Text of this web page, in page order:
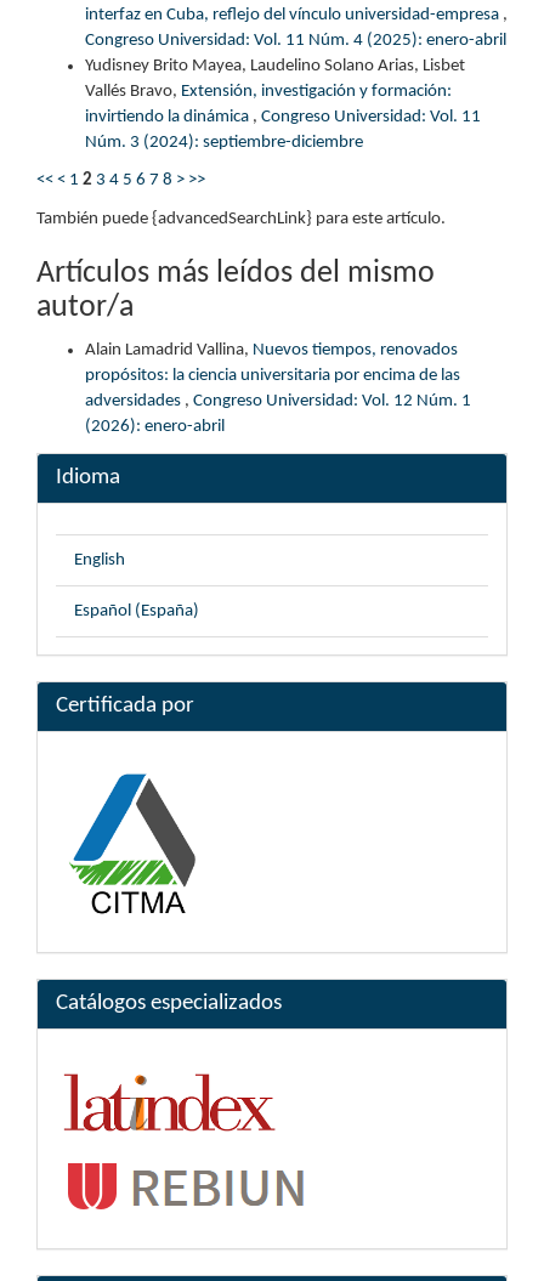
interfaz en Cuba, reflejo del vínculo universidad-empresa ,
Congreso Universidad: Vol. 11 Núm. 4 (2025): enero-abril
Yudisney Brito Mayea, Laudelino Solano Arias, Lisbet
Vallés Bravo, Extensión, investigación y formación:
invirtiendo la dinámica , Congreso Universidad: Vol. 11
Núm. 3 (2024): septiembre-diciembre
<< < 1 2 3 4 5 6 7 8 > >>
También puede {advancedSearchLink} para este artículo.
Artículos más leídos del mismo
autor/a
Alain Lamadrid Vallina, Nuevos tiempos, renovados
propósitos: la ciencia universitaria por encima de las
adversidades , Congreso Universidad: Vol. 12 Núm. 1
(2026): enero-abril
Idioma
English
Español (España)
Certificada por
Catálogos especializados